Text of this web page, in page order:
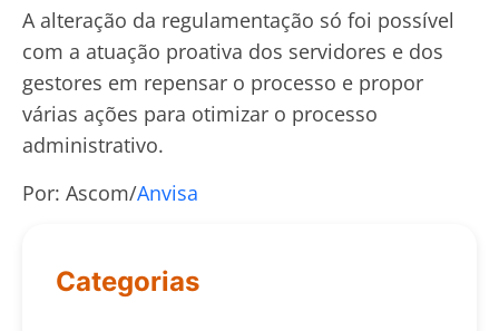
A alteração da regulamentação só foi possível
com a atuação proativa dos servidores e dos
gestores em repensar o processo e propor
várias ações para otimizar o processo
administrativo.
Por: Ascom/Anvisa
Categorias